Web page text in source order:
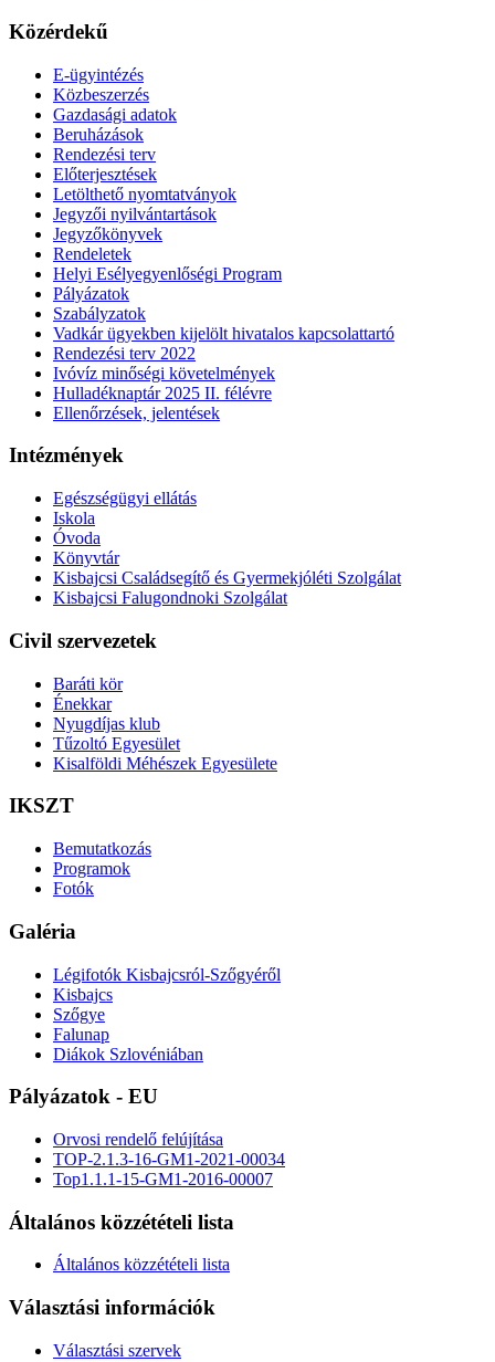
Közérdekű
E-ügyintézés
Közbeszerzés
Gazdasági adatok
Beruházások
Rendezési terv
Előterjesztések
Letölthető nyomtatványok
Jegyzői nyilvántartások
Jegyzőkönyvek
Rendeletek
Helyi Esélyegyenlőségi Program
Pályázatok
Szabályzatok
Vadkár ügyekben kijelölt hivatalos kapcsolattartó
Rendezési terv 2022
Ivóvíz minőségi követelmények
Hulladéknaptár 2025 II. félévre
Ellenőrzések, jelentések
Intézmények
Egészségügyi ellátás
Iskola
Óvoda
Könyvtár
Kisbajcsi Családsegítő és Gyermekjóléti Szolgálat
Kisbajcsi Falugondnoki Szolgálat
Civil szervezetek
Baráti kör
Énekkar
Nyugdíjas klub
Tűzoltó Egyesület
Kisalföldi Méhészek Egyesülete
IKSZT
Bemutatkozás
Programok
Fotók
Galéria
Légifotók Kisbajcsról-Szőgyéről
Kisbajcs
Szőgye
Falunap
Diákok Szlovéniában
Pályázatok - EU
Orvosi rendelő felújítása
TOP-2.1.3-16-GM1-2021-00034
Top1.1.1-15-GM1-2016-00007
Általános közzétételi lista
Általános közzétételi lista
Választási információk
Választási szervek